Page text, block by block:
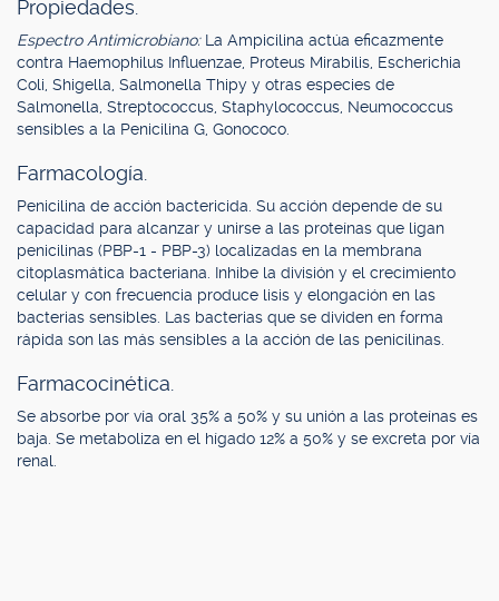
Propiedades.
Espectro Antimicrobiano: La Ampicilina actúa eficazmente
contra Haemophilus Influenzae, Proteus Mirabilis, Escherichia
Coli, Shigella, Salmonella Thipy y otras especies de
Salmonella, Streptococcus, Staphylococcus, Neumococcus
sensibles a la Penicilina G, Gonococo.
Farmacología.
Penicilina de acción bactericida. Su acción depende de su
capacidad para alcanzar y unirse a las proteínas que ligan
penicilinas (PBP-1 - PBP-3) localizadas en la membrana
citoplasmática bacteriana. Inhibe la división y el crecimiento
celular y con frecuencia produce lisis y elongación en las
bacterias sensibles. Las bacterias que se dividen en forma
rápida son las más sensibles a la acción de las penicilinas.
Farmacocinética.
Se absorbe por vía oral 35% a 50% y su unión a las proteínas es
baja. Se metaboliza en el hígado 12% a 50% y se excreta por vía
renal.